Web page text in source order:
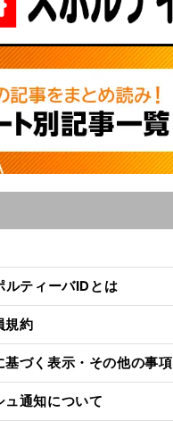
ルティーバIDとは
規約
基づく表示・その他の事項
ュ通知について